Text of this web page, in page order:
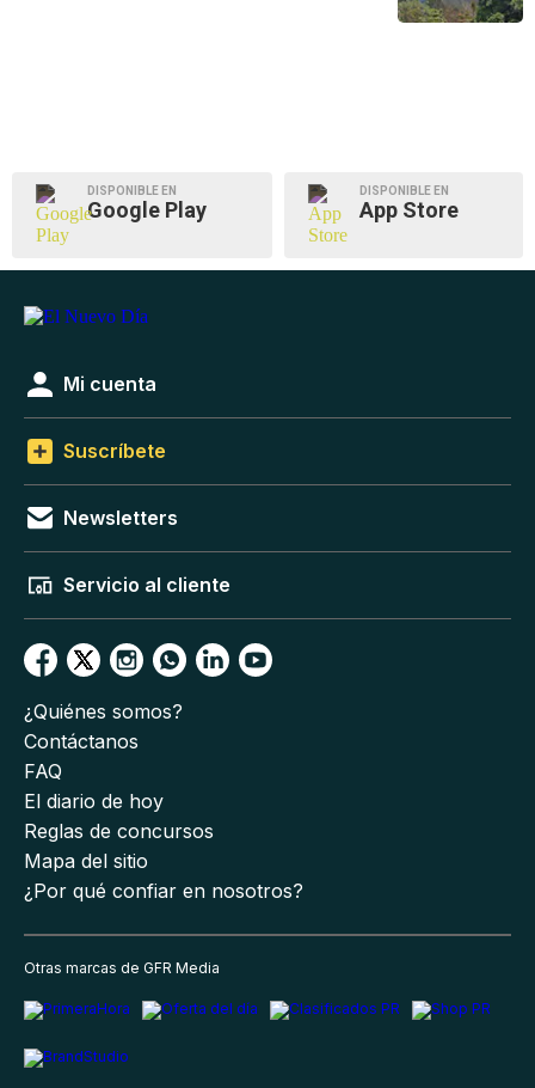
DISPONIBLE EN
Google Play
DISPONIBLE EN
App Store
Mi cuenta
Suscríbete
Newsletters
Servicio al cliente
¿Quiénes somos?
Contáctanos
FAQ
El diario de hoy
Reglas de concursos
Mapa del sitio
¿Por qué confiar en nosotros?
Otras marcas de GFR Media